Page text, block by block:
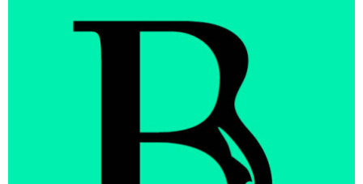
Mietinstrumente